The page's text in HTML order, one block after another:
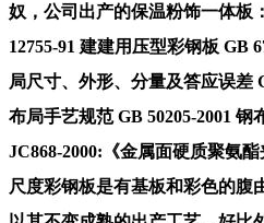
奴，公司出产的保温粉饰一体板
12755-91 建建用压型彩钢板 GB
局尺寸、外形、分量及答应误差
布局手艺规范 GB 50205-2001
JC868-2000:《金属面硬质聚氨
尺度彩钢板是有基板和彩色的腹